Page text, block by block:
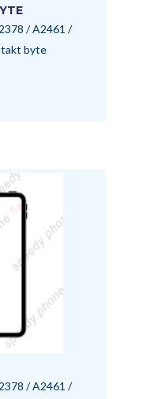
/ A2461 /
byte
/ A2461 /